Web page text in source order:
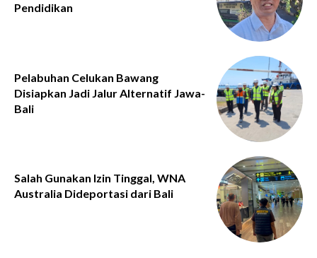
Pendidikan
Pelabuhan Celukan Bawang
Disiapkan Jadi Jalur Alternatif Jawa-
Bali
Salah Gunakan Izin Tinggal, WNA
Australia Dideportasi dari Bali